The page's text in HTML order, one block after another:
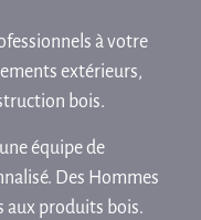
à votre
extérieurs,
bois.
équipe de
Des Hommes
aux produits bois.